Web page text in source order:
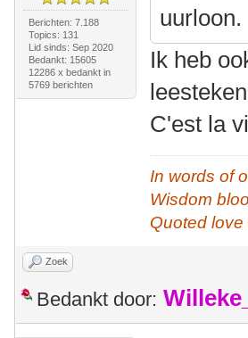
Berichten: 7.188
Topics: 131
Lid sinds: Sep 2020
Bedankt: 15605
12286 x bedankt in
5769 berichten
Ik heb
C'est la
In words of
Wisdom
Quoted love
Zoek
Bedankt door: